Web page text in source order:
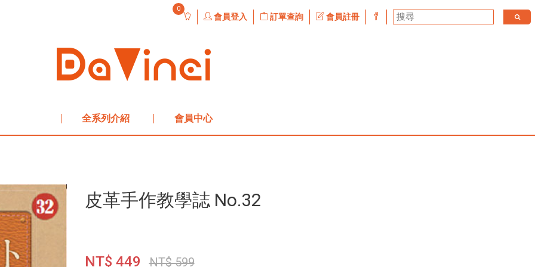
0
會員登入 訂單查詢 會員註冊
全系列介紹 會員中心
皮革手作教學誌 No.32
NT$ 449 NT$ 599